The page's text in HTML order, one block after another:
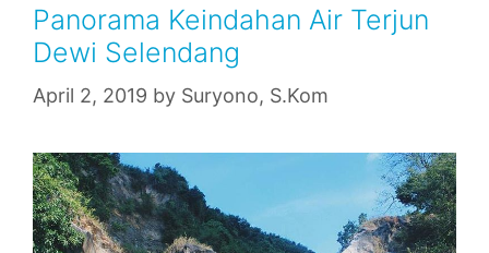
Panorama Keindahan Air Terjun
Dewi Selendang
April 2, 2019 by Suryono, S.Kom